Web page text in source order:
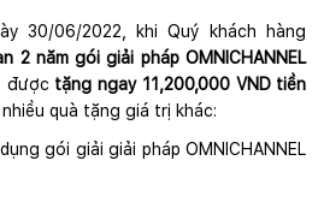
30/06/2022, khi Quý khách hàng
2 năm gói giải pháp OMNICHANNEL
được tặng ngay 11,200,000 VND tiền
quà tặng giá trị khác:
gói giải giải pháp OMNICHANNEL